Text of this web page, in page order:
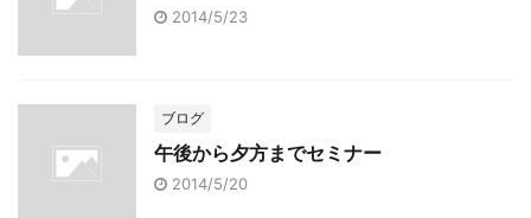
2014/5/23
ブログ
午後から夕方までセミナー
2014/5/20